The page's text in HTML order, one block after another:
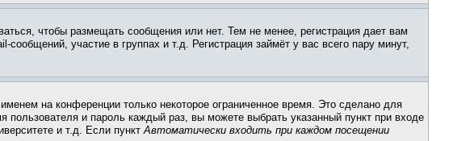
чтобы размещать сообщения или нет. Тем не менее, регистрация дает вам
участие в группах и т.д. Регистрация займёт у вас всего пару минут,
на конференции только некоторое ограниченное время. Это сделано для
пользователя и пароль каждый раз, вы можете выбрать указанный пункт при входе
и т.д. Если пунктАвтоматически входить при каждом посещении